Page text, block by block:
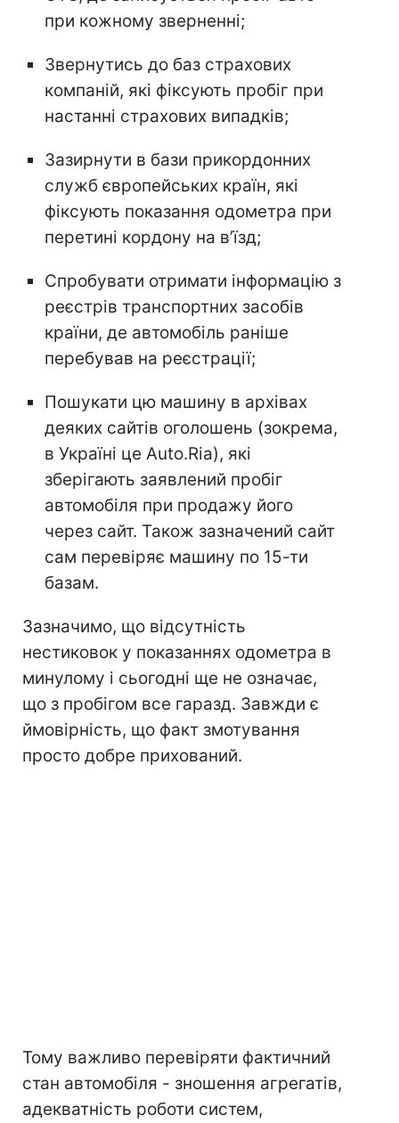
при кожному зверненні;
Звернутись до баз страхових
компаній, які фіксують пробіг при
настанні страхових випадків;
Зазирнути в бази прикордонних
служб європейських країн, які
фіксують показання одометра при
перетині кордону на в’їзд;
Спробувати отримати інформацію з
реєстрів транспортних засобів
країни, де автомобіль раніше
перебував на реєстрації;
Пошукати цю машину в архівах
деяких сайтів оголошень (зокрема,
в Україні це Auto.Ria), які
зберігають заявлений пробіг
автомобіля при продажу його
через сайт. Також зазначений сайт
сам перевіряє машину по 15-ти
базам.
Зазначимо, що відсутність
нестиковок у показаннях одометра в
минулому і сьогодні ще не означає,
що з пробігом все гаразд. Завжди є
ймовірність, що факт змотування
просто добре прихований.
Тому важливо перевіряти фактичний
стан автомобіля - зношення агрегатів,
адекватність роботи систем,